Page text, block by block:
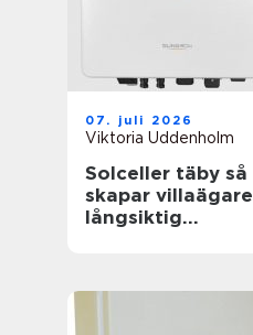
07. juli 2026
Viktoria Uddenholm
Solceller täby så
skapar villaägare
långsiktig